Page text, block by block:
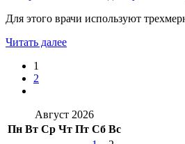
Для этого врачи используют
Читать далее
1
2
Август 2026
Пн Вт Ср Чт Пт Сб Вс